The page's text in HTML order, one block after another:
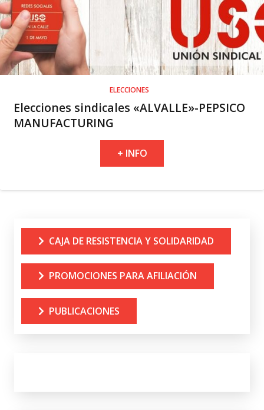
ELECCIONES
Elecciones sindicales «ALVALLE»-PEPSICO
MANUFACTURING
+ INFO
CAJA DE RESISTENCIA Y SOLIDARIDAD
PROMOCIONES PARA AFILIACIÓN
PUBLICACIONES